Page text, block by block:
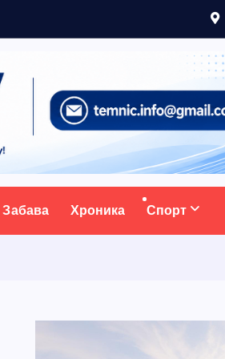
Забава Хроника Спорт